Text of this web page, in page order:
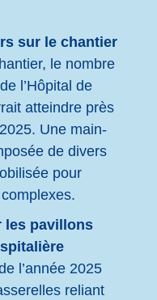
sur le chantier
le nombre
l’Hôpital de
atteindre près
Une main-
de divers
pour
les pavillons
l’année 2025
reliant